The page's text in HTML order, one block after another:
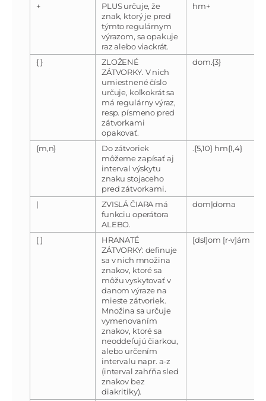
+
PLUS určuje, že
znak, ktorý je pred
týmto regulárnym
výrazom, sa opakuje
raz alebo viackrát.
hm+
{ }
ZLOŽENÉ
ZÁTVORKY. V nich
umiestnené číslo
určuje, koľkokrát sa
má regulárny výraz,
resp. písmeno pred
zátvorkami
opakovať.
dom.{3}
{m,n}
Do zátvoriek
môžeme zapísať aj
interval výskytu
znaku stojaceho
pred zátvorkami.
.{5,10} hm{1,4}
|
ZVISLÁ ČIARA má
funkciu operátora
ALEBO.
dom|doma
[ ]
HRANATÉ
ZÁTVORKY: definuje
sa v nich množina
znakov, ktoré sa
môžu vyskytovať v
danom výraze na
mieste zátvoriek.
Množina sa určuje
vymenovaním
znakov, ktoré sa
neoddeľujú čiarkou,
alebo určením
intervalu napr. a-z
(interval zahŕňa sled
znakov bez
diakritiky).
[dsl]om [r-v]ám